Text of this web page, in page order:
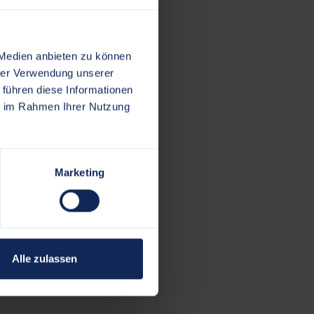
anbieten zu können
Verwendung unserer
diese Informationen
Rahmen Ihrer Nutzung
Marketing
Alle zulassen